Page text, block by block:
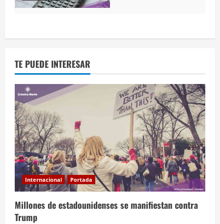
TE PUEDE INTERESAR
Internacional Portada
Millones de estadounidenses se manifiestan contra
Trump